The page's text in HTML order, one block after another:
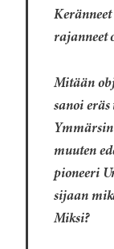
rajanneet
Mitään
sanoi
muuten
pioneeri
sijaan
Miksi?